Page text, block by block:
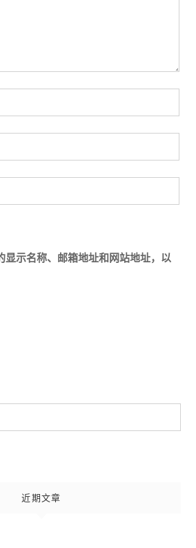
显示名称、邮箱地址和网站地址，以
近期文章